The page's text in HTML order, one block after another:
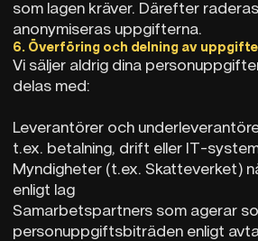
som lagen kräver. Därefter
anonymiseras uppgifterna.
6. Överföring och delning av
Vi säljer aldrig dina
delas med:
Leverantörer och
t.ex. betalning, drift eller IT-
Myndigheter (t.ex. Skatteverket)
enligt lag
Samarbetspartners som agerar
personuppgiftsbiträden enligt